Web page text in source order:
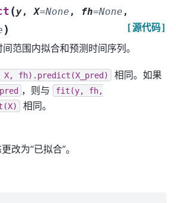
(y,X=None , fh=None ,
) [源代码]
范围内拟合和预测时间序列。
X, fh).predict(X_pred)
相同。如果
，则与 fit(y,
fh,
相同。
改为“已拟合”。